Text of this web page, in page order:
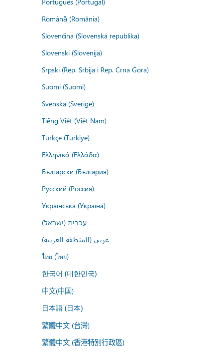
Română (România)
Slovenčina (Slovenská republika)
Slovenski (Slovenija)
Srpski (Rep. Srbija i Rep. Crna Gora)
Suomi (Suomi)
Svenska (Sverige)
Tiếng Việt (Việt Nam)
Türkçe (Türkiye)
Ελληνικά (Ελλάδα)
Български (България)
Русский (Россия)
Українська (Україна)
עברית (ישראל)
عربي (المنطقة العربية)
ไทย (ไทย)
한국어 (대한민국)
中文(中国)
日本語 (日本)
繁體中文 (台灣)
繁體中文 (香港特別行政區)